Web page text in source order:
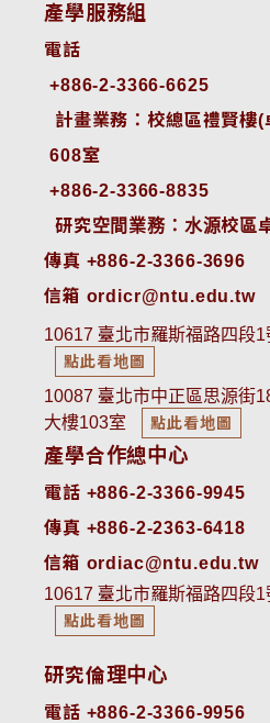
產學服務組
電話
+886-2-3366-6625
計畫業務：校總區禮賢樓
608室
+886-2-3366-8835
研究空間業務：水源校區
傳真 +886-2-3366-3696
信箱 ordicr@ntu.edu.tw
10617 臺北市羅斯福路四段
點此看地圖
10087 臺北市中正區思源街
大樓103室
點此看地圖
產學合作總中心
電話 +886-2-3366-9945
傳真 +886-2-2363-6418
信箱 ordiac@ntu.edu.tw
10617 臺北市羅斯福路四段
點此看地圖
研究倫理中心
電話 +886-2-3366-9956